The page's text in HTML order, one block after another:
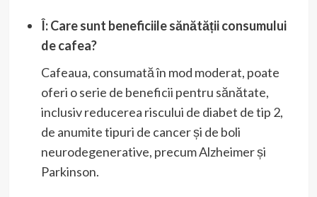
Î: Care sunt beneficiile sănătății consumului
de cafea?
Cafeaua, consumată în mod moderat, poate
oferi o serie de beneficii pentru sănătate,
inclusiv reducerea riscului de diabet de tip 2,
de anumite tipuri de cancer și de boli
neurodegenerative, precum Alzheimer și
Parkinson.